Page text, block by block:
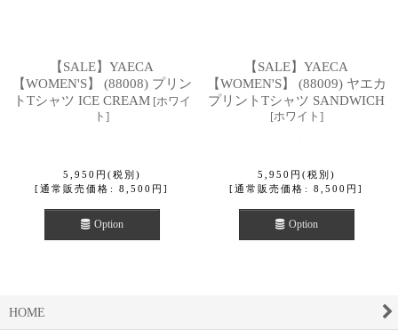
【SALE】YAECA
【WOMEN'S】 (88008) プリン
トTシャツ ICE CREAM [ホワイ
ト ]
5,950 円 (税別)
[通常販売価格 : 8,500 円 ]
Option
【SALE】YAECA
【WOMEN'S】 (88009) ヤエカ
プリントTシャツ SANDWICH
[ホワイト ]
5,950 円 (税別)
[通常販売価格 : 8,500 円 ]
Option
HOME